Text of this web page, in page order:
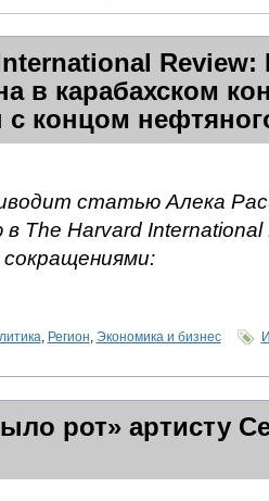
в карабахском
концом
статью Алека
в The Harvard International
, Регион, Экономика и бизнес
рот» артисту